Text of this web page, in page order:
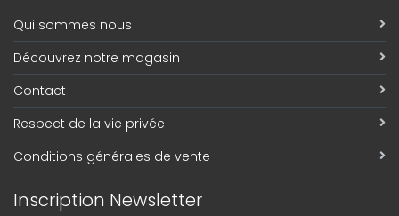
Qui sommes nous
Découvrez notre magasin
Contact
Respect de la vie privée
Conditions générales de vente
Inscription Newsletter